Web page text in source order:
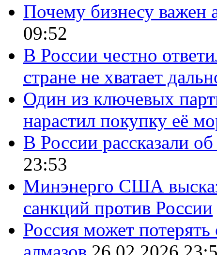
Почему бизнесу важен
09:52
В России честно
стране не хватает
Один из ключевых
нарастил покупку её
В России рассказали
23:53
Минэнерго США
санкций против России
Россия может